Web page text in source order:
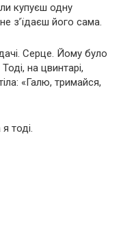
купуєш одну
не з’їдаєш його сама.
Серце. Йому було
на цвинтарі,
«Галю, тримайся,
тоді.